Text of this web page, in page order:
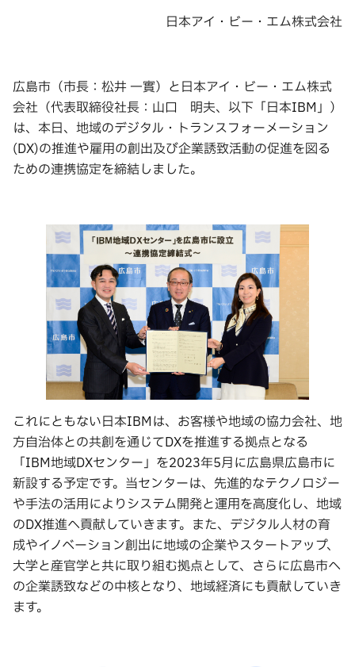
日本アイ・ビー・エム株式会社
広島市（市長：松井 一實）と日本アイ・ビー・エム株式
会社（代表取締役社長：山口 明夫、以下「日本IBM」）
は、本日、地域のデジタル・トランスフォーメーション
(DX)の推進や雇用の創出及び企業誘致活動の促進を図る
ための連携協定を締結しました。
これにともない日本IBMは、お客様や地域の協力会社、地
方自治体との共創を通じてDXを推進する拠点となる
「IBM地域DXセンター」を2023年5月に広島県広島市に
新設する予定です。当センターは、先進的なテクノロジー
や手法の活用によりシステム開発と運用を高度化し、地域
のDX推進へ貢献していきます。また、デジタル人材の育
成やイノベーション創出に地域の企業やスタートアップ、
大学と産官学と共に取り組む拠点として、さらに広島市へ
の企業誘致などの中核となり、地域経済にも貢献していき
ます。